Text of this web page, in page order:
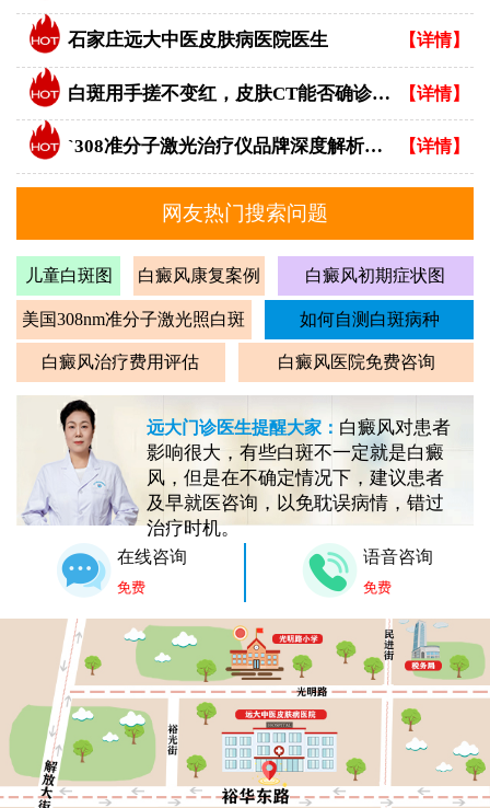
石家庄远大中医皮肤病医院医生 【详情】
白斑用手搓不变红，皮肤CT能否确诊白癜风？ 【详情】
`308准分子激光治疗仪品牌深度解析：专业视角下的优选指南` 【详情】
网友热门搜索问题
儿童白斑图 白癜风康复案例 白癜风初期症状图
美国308nm准分子激光照白斑 如何自测白斑病种
白癜风治疗费用评估 白癜风医院免费咨询
远大门诊医生提醒大家： 白癜风对患者
影响很大，有些白斑不一定就是白癜
风，但是在不确定情况下，建议患者
及早就医咨询，以免耽误病情，错过
治疗时机。
在线咨询
免费
语音咨询
免费